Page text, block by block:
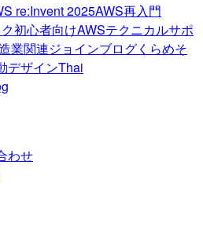
re:Invent 2025AWS再入門
初心者向けAWSテクニカルサポ
業関連ジョインブログくらめそ
デザインThai
わせ